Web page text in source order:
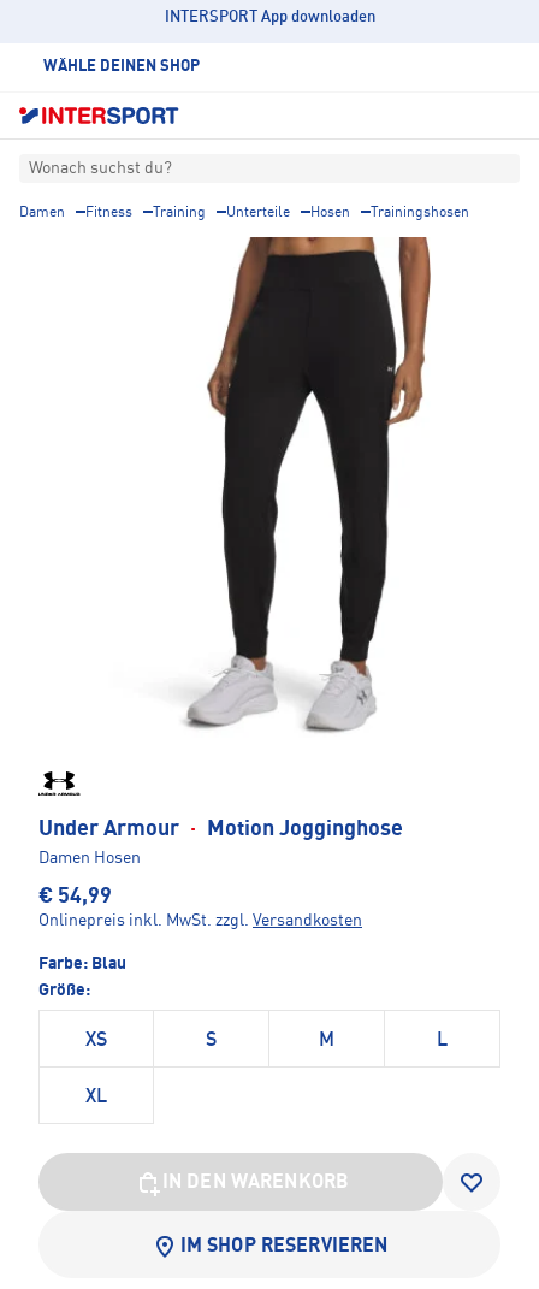
INTERSPORT App downloaden
WÄHLE DEINEN SHOP
Wonach suchst du?
Damen Fitness Training Unterteile Hosen Trainingshosen
Under Armour · Motion Jogginghose
Damen Hosen
€ 54,99
Onlinepreis inkl. MwSt. zzgl. Versandkosten
Farbe: Blau
Größe:
XS S M L
XL
IN DEN WARENKORB
IM SHOP RESERVIEREN